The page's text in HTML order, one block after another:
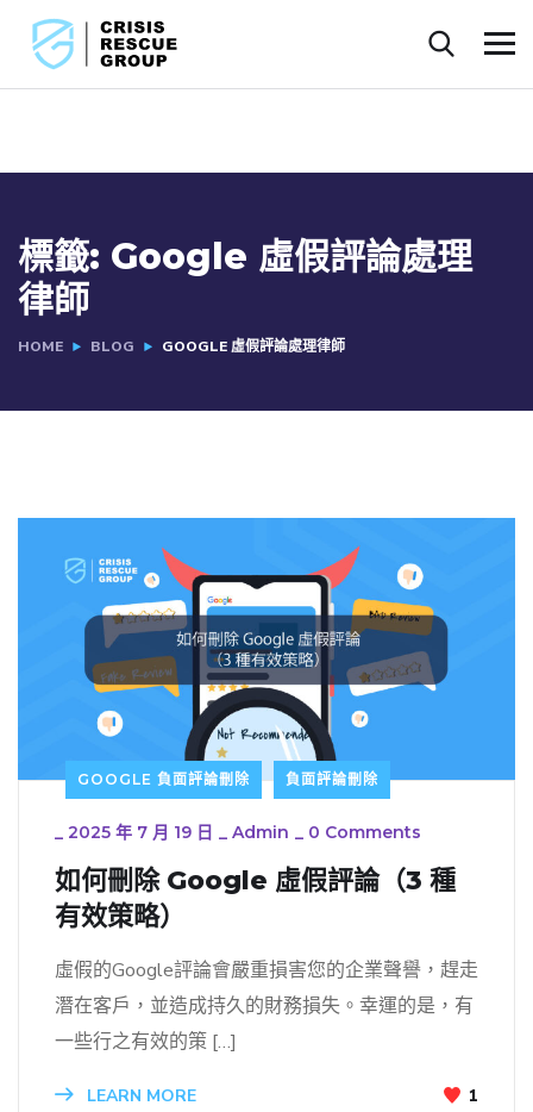
標籤: Google 虛假評論處理
律師
HOME BLOG GOOGLE 虛假評論處理律師
GOOGLE 負面評論刪除 負面評論刪除
_ 2025 年 7 月 19 日 _ Admin _ 0 Comments
如何刪除 Google 虛假評論（3 種
有效策略）
虛假的Google評論會嚴重損害您的企業聲譽，趕走
潛在客戶，並造成持久的財務損失。幸運的是，有
一些行之有效的策 […]
LEARN MORE 1